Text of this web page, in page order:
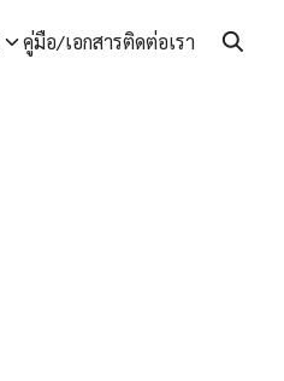
คู่มือ/เอกสารติดต่อเรา